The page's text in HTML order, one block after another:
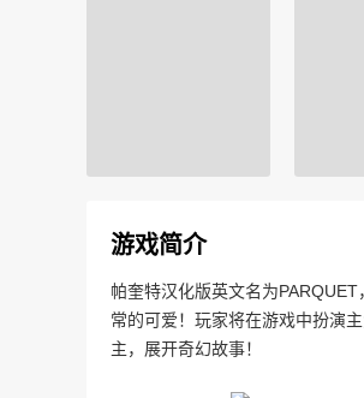
游戏简介
帕奎特汉化版英文名为
常的可爱！玩家将在游戏中扮演
主，展开奇幻故事！